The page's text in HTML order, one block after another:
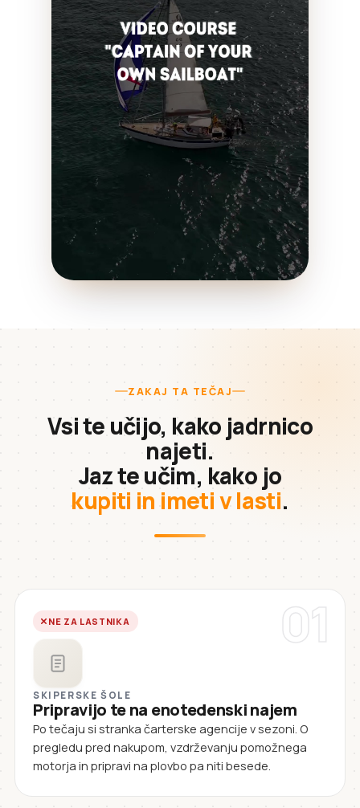
ZAKAJ TA TEČAJ
Vsi te učijo, kako jadrnico
najeti.
Jaz te učim, kako jo
kupiti in imeti v lasti.
01
NE ZA LASTNIKA
SKIPERSKE ŠOLE
Pripravijo te na enotedenski najem
Po tečaju si stranka čarterske agencije v sezoni. O
pregledu pred nakupom, vzdrževanju pomožnega
motorja in pripravi na plovbo pa niti besede.